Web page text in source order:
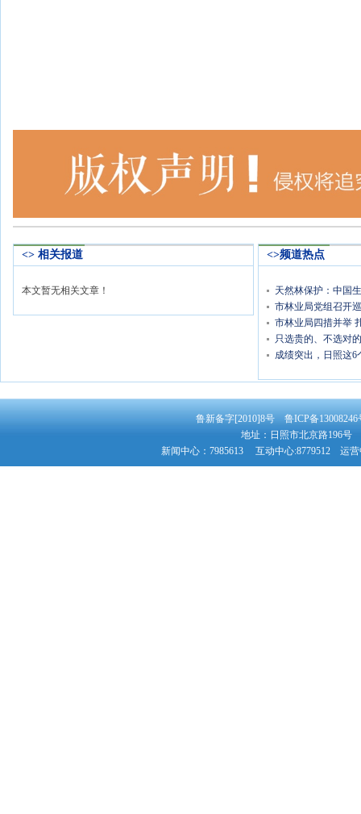
<> 相关报道
本文暂无相关文章！
<>频道热点
天然林保护：中国
市林业局党组召开
市林业局四措并举
只选贵的、不选对
成绩突出，日照这
鲁新备字[2010]8号 鲁ICP备
地址：日照市北京路196
新闻中心：7985613 互动中心:8779512 运